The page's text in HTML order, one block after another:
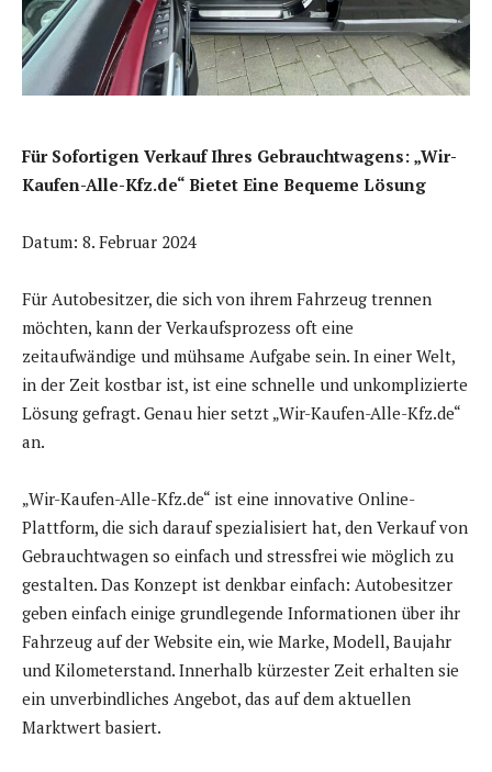
Für Sofortigen Verkauf Ihres Gebrauchtwagens: „Wir-
Kaufen-Alle-Kfz.de“ Bietet Eine Bequeme Lösung
Datum: 8. Februar 2024
Für Autobesitzer, die sich von ihrem Fahrzeug trennen
möchten, kann der Verkaufsprozess oft eine
zeitaufwändige und mühsame Aufgabe sein. In einer Welt,
in der Zeit kostbar ist, ist eine schnelle und unkomplizierte
Lösung gefragt. Genau hier setzt „Wir-Kaufen-Alle-Kfz.de“
an.
„Wir-Kaufen-Alle-Kfz.de“ ist eine innovative Online-
Plattform, die sich darauf spezialisiert hat, den Verkauf von
Gebrauchtwagen so einfach und stressfrei wie möglich zu
gestalten. Das Konzept ist denkbar einfach: Autobesitzer
geben einfach einige grundlegende Informationen über ihr
Fahrzeug auf der Website ein, wie Marke, Modell, Baujahr
und Kilometerstand. Innerhalb kürzester Zeit erhalten sie
ein unverbindliches Angebot, das auf dem aktuellen
Marktwert basiert.